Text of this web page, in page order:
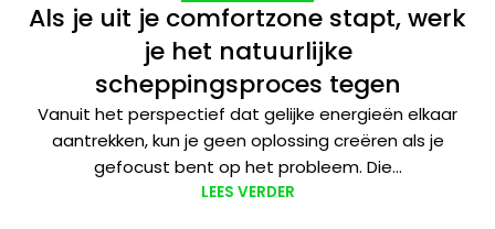
Als je uit je comfortzone stapt, werk
je het natuurlijke
scheppingsproces tegen
Vanuit het perspectief dat gelijke energieën elkaar
aantrekken, kun je geen oplossing creëren als je
gefocust bent op het probleem. Die...
LEES VERDER